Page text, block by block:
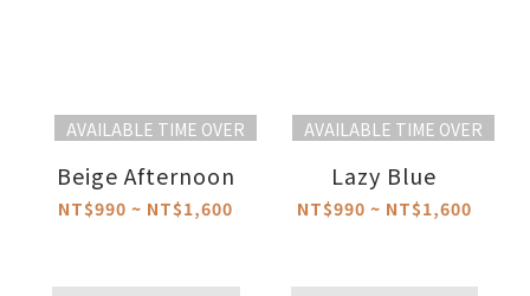
AVAILABLE TIME OVER
Beige Afternoon
NT$990 ~ NT$1,600
AVAILABLE TIME OVER
Lazy Blue
NT$990 ~ NT$1,600